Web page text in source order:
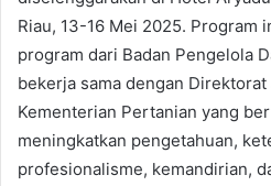
Riau, 13-16 Mei 2025. Program
program dari Badan Pengelola
bekerja sama dengan
Kementerian Pertanian yang
meningkatkan pengetahuan,
profesionalisme, kemandirian,